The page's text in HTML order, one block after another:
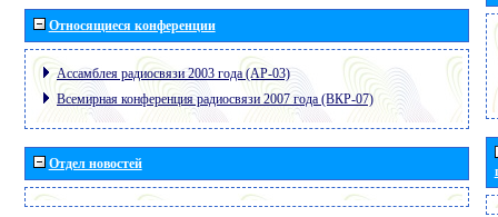
Относящиеся конференции
Ассамблея радиосвязи 2003 года (АР-03)
Всемирная конференция радиосвязи 2007 года (ВКР-07)
Отдел новостей